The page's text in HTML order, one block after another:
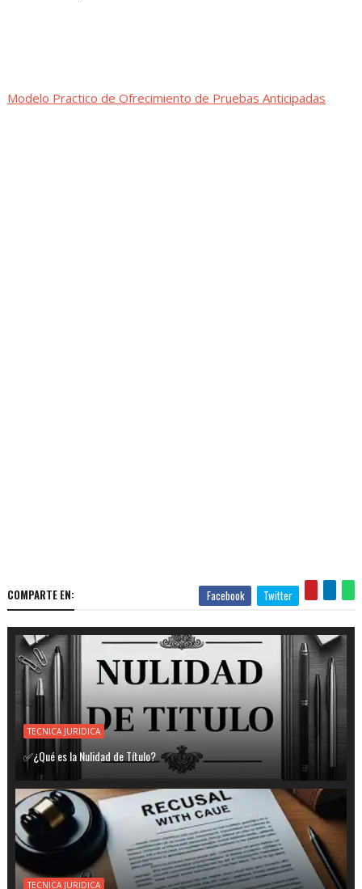
Modelo Practico de Ofrecimiento de Pruebas Anticipadas
COMPARTE EN: Facebook Twitter
TECNICA JURIDICA
✅¿Qué es la Nulidad de Título?
TECNICA JURIDICA